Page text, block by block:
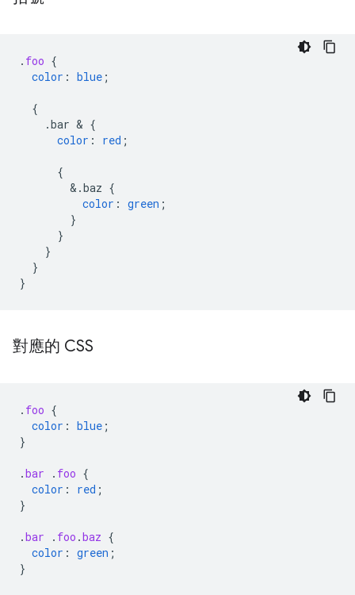
. foo {
color : blue ;
{
.bar & {
color : red ;
{
& .baz {
color : green ;
}
}
}
}
}
對應的 CSS
. foo {
color : blue ;
}
.bar . foo {
color : red ;
}
.bar . foo .baz {
color : green ;
}